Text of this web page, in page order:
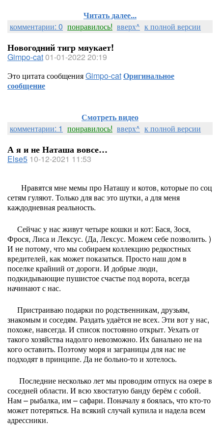
Читать далее...
комментарии: 0 понравилось! вверх^ к полной версии
Новогодний тигр мяукает!
Gimpo-cat01-01-2022 20:19
Это цитата сообщенияGimpo-catОригинальное
сообщение
Смотреть видео
комментарии: 1 понравилось! вверх^ к полной версии
А я и не Наташа вовсе…
Else5 10-12-2021 11:53
Нравятся мне мемы про Наташу и котов, которые по соц
сетям гуляют. Только для вас это шутки, а для меня
каждодневная реальность.
Сейчас у нас живут четыре кошки и кот: Бася, Зося,
Фрося, Лиса и Лексус. (Да, Лексус. Можем себе позволить. )
И не потому, что мы собираем коллекцию редкостных
вредителей, как может показаться. Просто наш дом в
поселке крайний от дороги. И добрые люди,
подкидывающие пушистое счастье под ворота, всегда
начинают с нас.
Пристраиваю подарки по родственникам, друзьям,
знакомым и соседям. Раздать удаётся не всех. Эти вот у нас,
похоже, навсегда. И список постоянно открыт. Уехать от
такого хозяйства надолго невозможно. Их банально не на
кого оставить. Поэтому моря и заграницы для нас не
подходят в принципе. Да не больно-то и хотелось.
Последние несколько лет мы проводим отпуск на озере в
соседней области. И всю хвостатую банду берём с собой.
Нам – рыбалка, им – сафари. Поначалу я боялась, что кто-то
может потеряться. На всякий случай купила и надела всем
адрессники.